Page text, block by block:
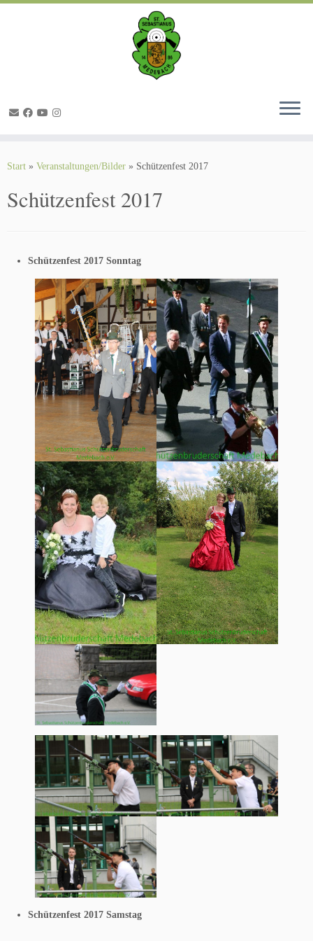
Zum
Start » Veranstaltungen/Bilder » Schützenfest 2017
Schützenfest 2017
Schützenfest 2017 Sonntag
Schützenfest 2017 Samstag